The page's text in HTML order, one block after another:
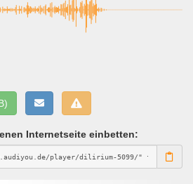
Internetseite einbetten: